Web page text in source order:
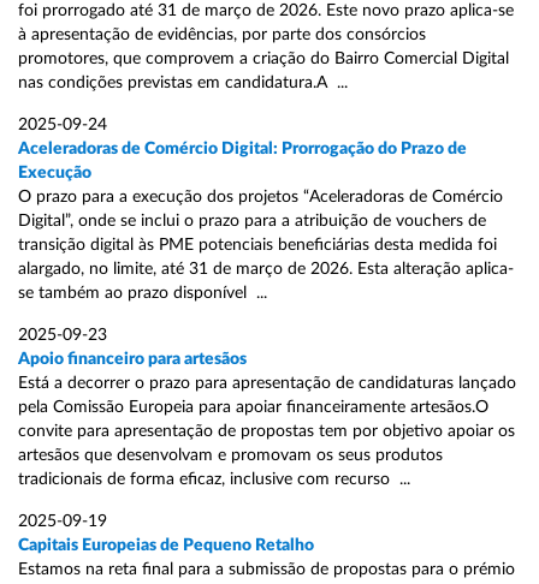
foi prorrogado até 31 de março de 2026. Este novo prazo aplica-se
à apresentação de evidências, por parte dos consórcios
promotores, que comprovem a criação do Bairro Comercial Digital
nas condições previstas em candidatura.A ...
2025-09-24
Aceleradoras de Comércio Digital: Prorrogação do Prazo de
Execução
O prazo para a execução dos projetos “Aceleradoras de Comércio
Digital”, onde se inclui o prazo para a atribuição de vouchers de
transição digital às PME potenciais beneficiárias desta medida foi
alargado, no limite, até 31 de março de 2026. Esta alteração aplica-
se também ao prazo disponível ...
2025-09-23
Apoio financeiro para artesãos
Está a decorrer o prazo para apresentação de candidaturas lançado
pela Comissão Europeia para apoiar financeiramente artesãos.O
convite para apresentação de propostas tem por objetivo apoiar os
artesãos que desenvolvam e promovam os seus produtos
tradicionais de forma eficaz, inclusive com recurso ...
2025-09-19
Capitais Europeias de Pequeno Retalho
Estamos na reta final para a submissão de propostas para o prémio